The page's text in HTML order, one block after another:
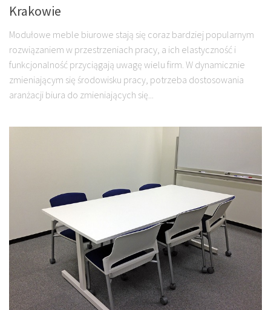
Krakowie
Modułowe meble biurowe stają się coraz bardziej popularnym
rozwiązaniem w przestrzeniach pracy, a ich elastyczność i
funkcjonalność przyciągają uwagę wielu firm. W dynamicznie
zmieniającym się środowisku pracy, potrzeba dostosowania
aranżacji biura do zmieniających się...